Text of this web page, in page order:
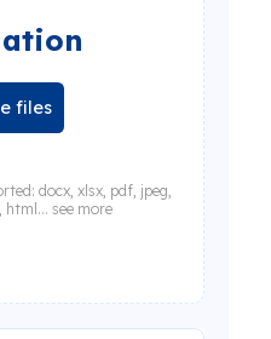
files
docx, xlsx, pdf, jpeg,
html... see more